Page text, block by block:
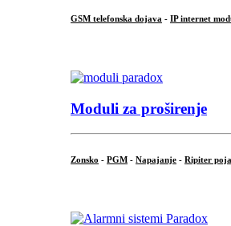
GSM telefonska dojava - IP internet
Moduli za proširenje
Zonsko - PGM - Napajanje - Ripiter